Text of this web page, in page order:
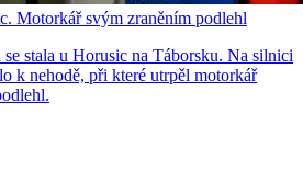
Motorkář svým zraněním podlehl
stala u Horusic na Táborsku. Na silnici
k nehodě, při které utrpěl motorkář